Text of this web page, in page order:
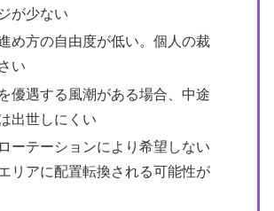
が少ない
め方の自由度が低い。個人の裁
い
優遇する風潮がある場合、中途
出世しにくい
ーテーションにより希望しない
リアに配置転換される可能性が